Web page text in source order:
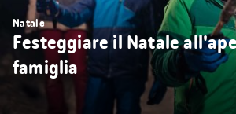
Natale
Festeggiare il Natale
famiglia